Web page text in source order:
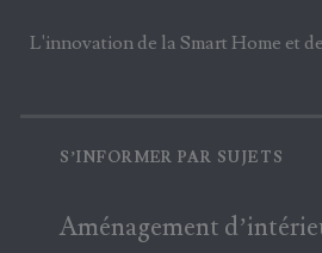
L'innovation de la Smart Home et
S’INFORMER PAR SUJETS
Aménagement